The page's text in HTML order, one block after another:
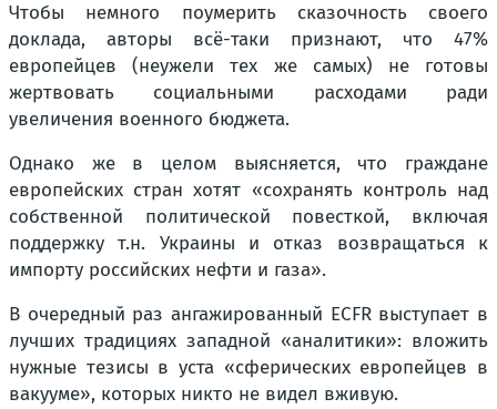
Чтобы немного поумерить сказочность своего
доклада, авторы всё-таки признают, что 47%
европейцев(неужели тех же самых) не готовы
жертвовать социальными расходами ради
увеличения военного бюджета.
Однако же в целом выясняется, что граждане
европейских стран хотят «сохранять контроль над
собственной политической повесткой, включая
поддержку т.н. Украины и отказ возвращаться к
импорту российских нефти и газа».
В очередный раз ангажированный ECFR выступает в
лучших традициях западной «аналитики»: вложить
нужные тезисы в уста «сферических европейцев в
вакууме», которых никто не видел вживую.